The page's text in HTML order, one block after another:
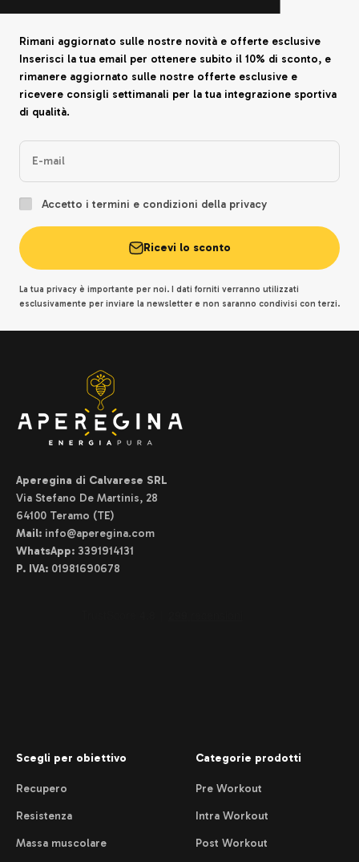
Rimani aggiornato sulle nostre novità e offerte esclusive
Inserisci la tua email per ottenere subito il 10% di sconto, e
rimanere aggiornato sulle nostre offerte esclusive e
ricevere consigli settimanali per la tua integrazione sportiva
di qualità.
E-mail
Accetto i termini e condizioni della privacy
Ricevi lo sconto
La tua privacy è importante per noi. I dati forniti verranno utilizzati
esclusivamente per inviare la newsletter e non saranno condivisi con terzi.
Aperegina di Calvarese SRL
Via Stefano De Martinis, 28
64100 Teramo (TE)
Mail: info@aperegina.com
WhatsApp: 3391914131
P. IVA: 01981690678
Scegli per obiettivo
Recupero
Resistenza
Massa muscolare
Categorie prodotti
Pre Workout
Intra Workout
Post Workout